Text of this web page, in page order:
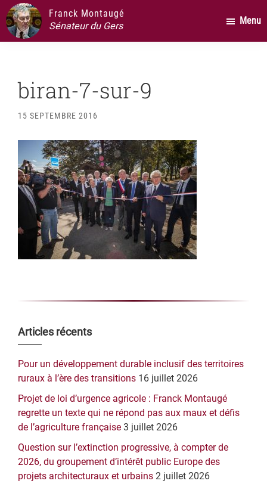
Passer
au
contenu
Passer
la
principale
Passer
au
pied
Franck Montaugé
Sénateur du Gers
Menu
biran-7-sur-9
15 SEPTEMBRE 2016
Barre
latérale
principale
Articles récents
Pour un développement durable inclusif des territoires
ruraux à l’ère des transitions 16 juillet 2026
Projet de loi d’urgence agricole : Franck Montaugé
regrette un texte qui ne répond pas aux maux et défis
de l’agriculture française 3 juillet 2026
Question sur l’extinction progressive, à compter de
2026, du groupement d’intérêt public Europe des
projets architecturaux et urbains 2 juillet 2026